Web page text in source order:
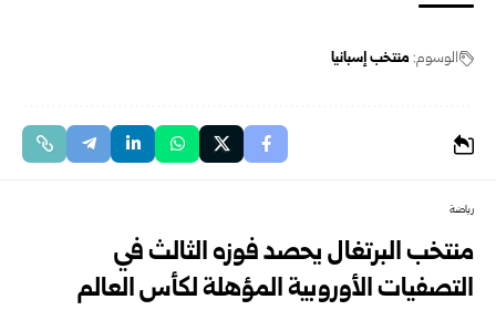
الوسوم: منتخب إسبانيا
رياضة
منتخب البرتغال يحصد فوزه الثالث في
التصفيات الأوروبية المؤهلة لكأس العالم